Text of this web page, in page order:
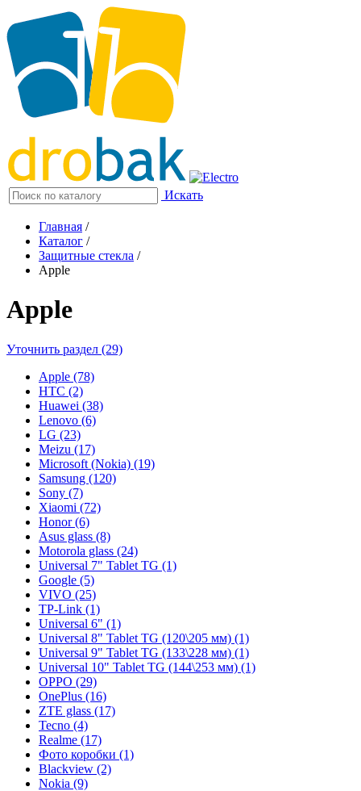
Искать
Главная /
Каталог /
Защитные стекла /
Apple
Apple
Уточнить раздел (29)
Apple (78)
HTC (2)
Huawei (38)
Lenovo (6)
LG (23)
Meizu (17)
Microsoft (Nokia) (19)
Samsung (120)
Sony (7)
Xiaomi (72)
Honor (6)
Asus glass (8)
Motorola glass (24)
Universal 7" Tablet TG (1)
Google (5)
VIVO (25)
TP-Link (1)
Universal 6" (1)
Universal 8" Tablet TG (120\205 мм) (1)
Universal 9" Tablet TG (133\228 мм) (1)
Universal 10" Tablet TG (144\253 мм) (1)
OPPO (29)
OnePlus (16)
ZTE glass (17)
Tecno (4)
Realme (17)
Фото коробки (1)
Blackview (2)
Nokia (9)